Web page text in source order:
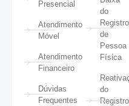
Presencial
Atendimento
Móvel
Atendimento
Financeiro
Dúvidas
Frequentes
do
Registro
de
Pessoa
Física
do
Registro